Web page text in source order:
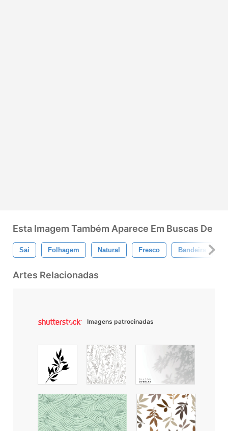
Esta Imagem Também Aparece Em Buscas De
Sai Folhagem Natural Fresco Bandeira
Artes Relacionadas
Imagens patrocinadas